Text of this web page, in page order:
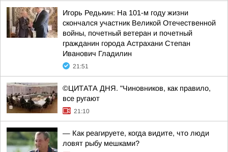
Игорь Редькин: На 101-м году жизни
скончался участник Великой Отечественной
войны, почетный ветеран и почетный
гражданин города Астрахани Степан
Иванович Гладилин
21:51
©ЦИТАТА ДНЯ. "Чиновников, как правило,
все ругают
21:10
— Как реагируете, когда видите, что люди
ловят рыбу мешками?